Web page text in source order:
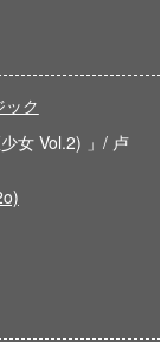
ク
女 Vol.2) 」/ 卢